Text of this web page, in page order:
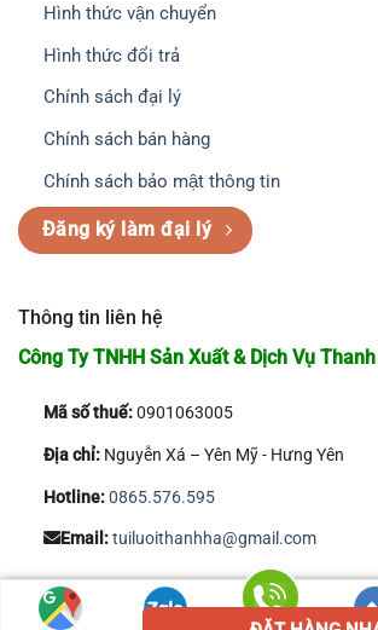
Hình thức vận chuyển
Hình thức đổi trả
Chính sách đại lý
Chính sách bán hàng
Chính sách bảo mật thông tin
Đăng ký làm đại lý
Thông tin liên hệ
Công Ty TNHH Sản Xuất & Dịch Vụ
Mã số thuế:0901063005
Địa chỉ:Nguyễn Xá – Yên Mỹ - Hưng Yên
Hotline:0865.576.595
Email:tuiluoithanhha@gmail.com
Copyright 2026 © Công Ty TNHH Sản Xuất &